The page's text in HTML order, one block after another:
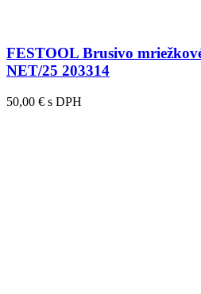
FESTOOL Brusivo
NET/25 203314
50,00 € s DPH